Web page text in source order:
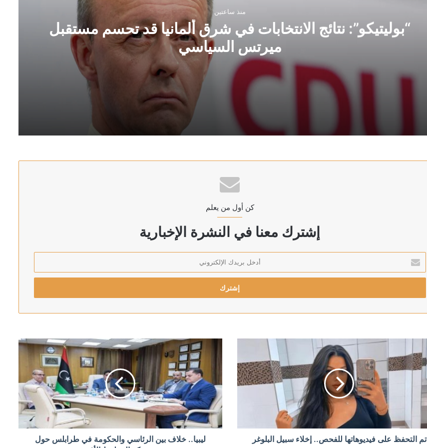
منذ ساعتين
“بوليتيكو”: نتائج الانتخابات في شرق ألمانيا قد تحسم مستقبل
ميرتس السياسي
“بوليتيكو”: نتائج الانتخابات في شرق ألمانيا قد تحسم مستقبل ميرتس السياسي
مكتب إعلام الأسرى: السلطات الإسرائيلية لا تكشف عن العدد الكامل للمعتقلين من غزة
القناة 14 الإسرائيلية: التقييم في إسرائيل أن ترامب في طريقه إلى اتفاق مع إيران
محكمة أمريكية تلزم “ميتا” بدفع 567 مليون دولار بسبب أضرار لحقت بالقاصرين
اتهام رجل بإحراق مركز إسلامي في فيلادلفيا بدافع ديني
كن أول من يعلم
إشترك معنا في النشرة الإخبارية
بريدك
الإلكتروني
تم التحفظ على فيديوهاتها للفحص.. إخلاء سبيل البلوغر
ليبيا.. خلاف بين الرئاسي والحكومة في طرابلس حول